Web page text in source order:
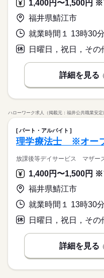
福井県鯖江市
日曜日，祝日，その
詳細を見る
ハローワーク求人（掲載元：福井公共職業安定
パート・アルバイト
理学療法士 ※オー
放課後等デイサービス マザー
福井県鯖江市
日曜日，祝日，その
詳細を見る